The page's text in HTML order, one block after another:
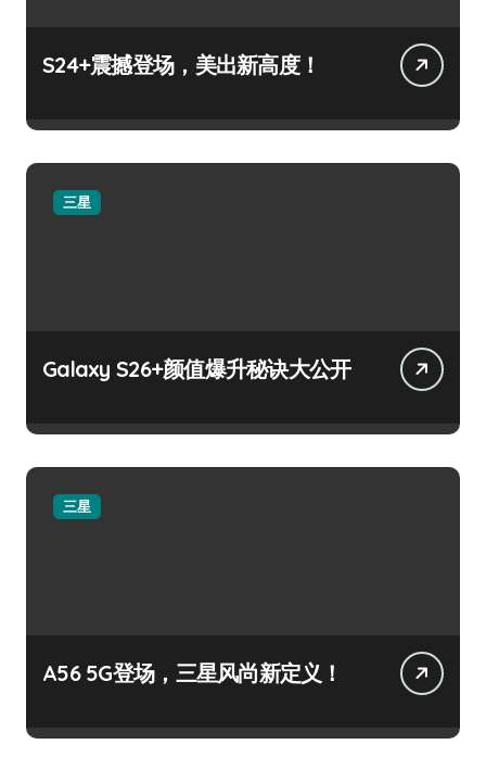
S24+震撼登场，美出新高度！
三星
Galaxy S26+颜值爆升秘诀大公开
三星
A56 5G登场，三星风尚新定义！